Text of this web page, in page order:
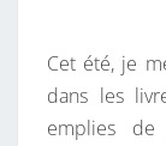
Cet été, je
dans les
emplies de